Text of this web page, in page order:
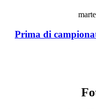
Prima di